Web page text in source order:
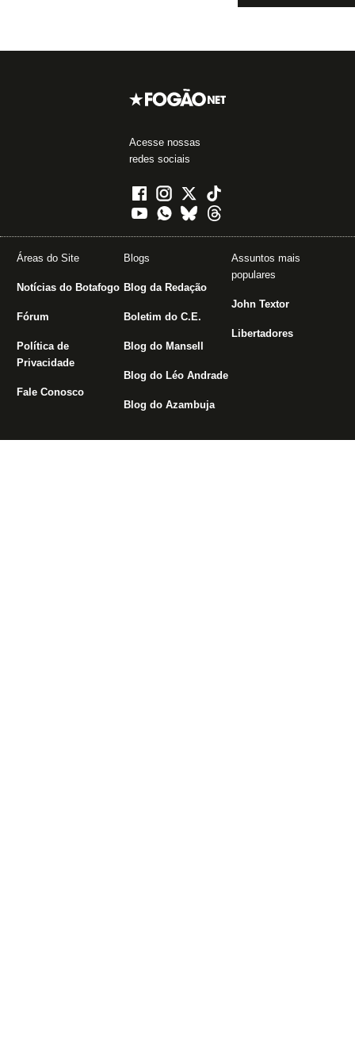
Acesse nossas
redes sociais
Áreas do Site
Notícias do Botafogo
Fórum
Política de
Privacidade
Fale Conosco
Blogs
Blog da Redação
Boletim do C.E.
Blog do Mansell
Blog do Léo Andrade
Blog do Azambuja
Assuntos mais
populares
John Textor
Libertadores